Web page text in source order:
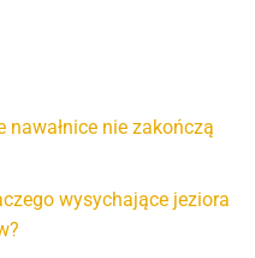
nawałnice nie zakończą
wysychające jeziora